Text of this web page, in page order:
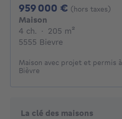
959 000 € 959000€
(hors taxes)
Maison
4 ch. 4 chambres
· 205 m²
5555 Bievre
Maison avec projet et permis à
Bièvre
La clé des maisons